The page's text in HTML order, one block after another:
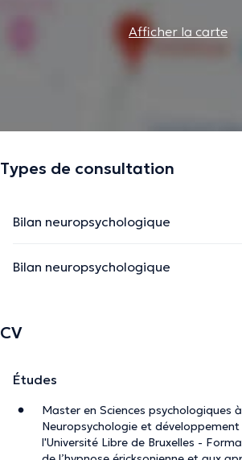
Afficher la carte
Types de consultation
Bilan neuropsychologique
Bilan neuropsychologique
CV
Études
Master en Sciences psychologiques
Neuropsychologie et
l'Université Libre de Bruxelles -